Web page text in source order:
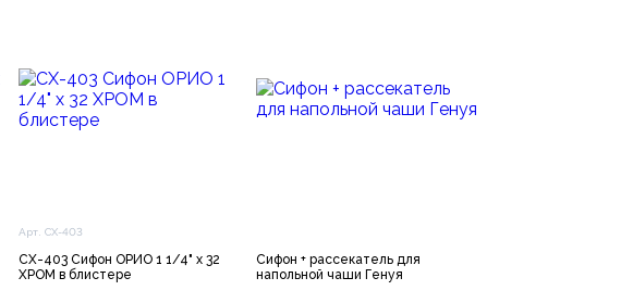
Арт. CX-403
CX-403 Сифон ОРИО 1 1/4" х 32
ХРОМ в блистере
Сифон + рассекатель для
напольной чаши Генуя